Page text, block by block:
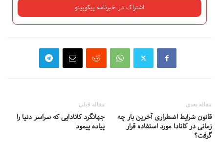
مقاله قبلی
جهانگرد کانادایی که سراسر دنیا را
پیاده پیمود
مقاله بعدی
قانون شرایط اضطراری آخرین بار چه
زمانی در کانادا مورد استفاده قرار
گرفت؟